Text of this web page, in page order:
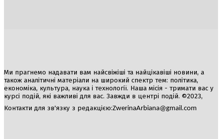
Ми прагнемо надавати вам найсвіжіші та найцікавіші новини, а
також аналітичні матеріали на широкий спектр тем: політика,
економіка, культура, наука і технології. Наша місія - тримати вас у
курсі подій, які важливі для вас. Завжди в центрі подій. ©2023,
Контакти для зв'язку з редакцією:ZwerinaArbiana@gmail.com